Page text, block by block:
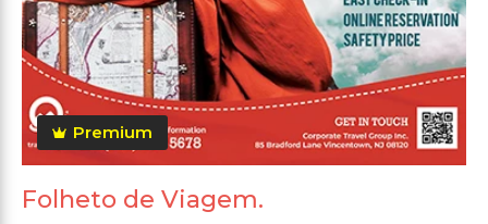
Premium
Folheto de Viagem.